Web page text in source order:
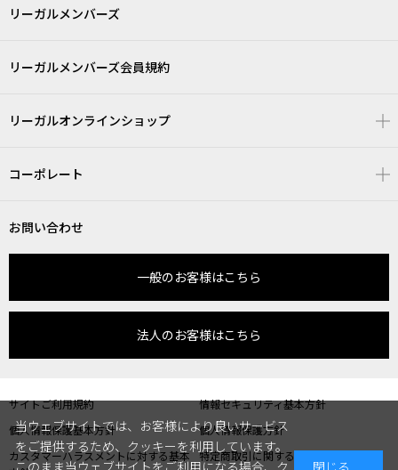
リーガルメンバーズ
リーガルメンバーズ会員規約
リーガルオンラインショップ
コーポレート
お問い合わせ
一般のお客様はこちら
法人のお客様はこちら
サイトご利用規約
情報セキュリティ基本方針
個人情報保護基本方針
個人情報保護方針
カスタマーハラスメントに対する基本
特定商取引に関する表記
当ウェブサイトでは、お客様により良いサービス
をご提供するため、クッキーを利用しています。